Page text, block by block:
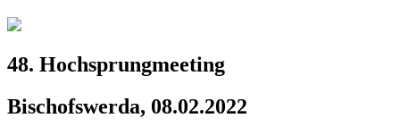
48. Hochsprungmeeting
Bischofswerda, 08.02.2022